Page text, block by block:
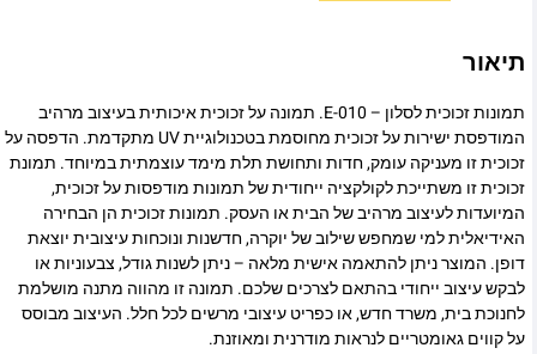
תיאור
תמונות זכוכית לסלון – E-010. תמונה על זכוכית איכותית בעיצוב מרהיב
המודפסת ישירות על זכוכית מחוסמת בטכנולוגיית UV מתקדמת. הדפסה על
זכוכית זו מעניקה עומק, חדות ותחושת תלת מימד עוצמתית במיוחד. תמונת
זכוכית זו משתייכת לקולקציה ייחודית של תמונות מודפסות על זכוכית,
המיועדות לעיצוב מרהיב של הבית או העסק. תמונות זכוכית הן הבחירה
האידיאלית למי שמחפש שילוב של יוקרה, חדשנות ונוכחות עיצובית יוצאת
דופן. המוצר ניתן להתאמה אישית מלאה – ניתן לשנות גודל, צבעוניות או
לבקש עיצוב ייחודי בהתאם לצרכים שלכם. תמונה זו מהווה מתנה מושלמת
לחנוכת בית, משרד חדש, או כפריט עיצובי מרשים לכל חלל. העיצוב מבוסס
על קווים גאומטריים לנראות מודרנית ומאוזנת.